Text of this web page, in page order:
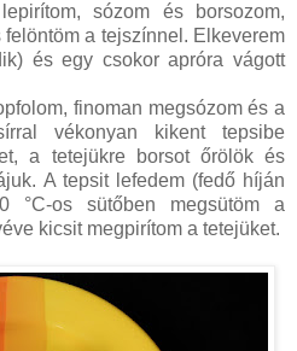
sózom és borsozom,
a tejszínnel. Elkeverem
és egy csokor apróra vágott
finoman megsózom és a
vékonyan kikent tepsibe
a tetejükre borsot őrölök és
A tepsit lefedem (fedő híján
°C-os sütőben megsütöm a
kicsit megpirítom a tetejüket.